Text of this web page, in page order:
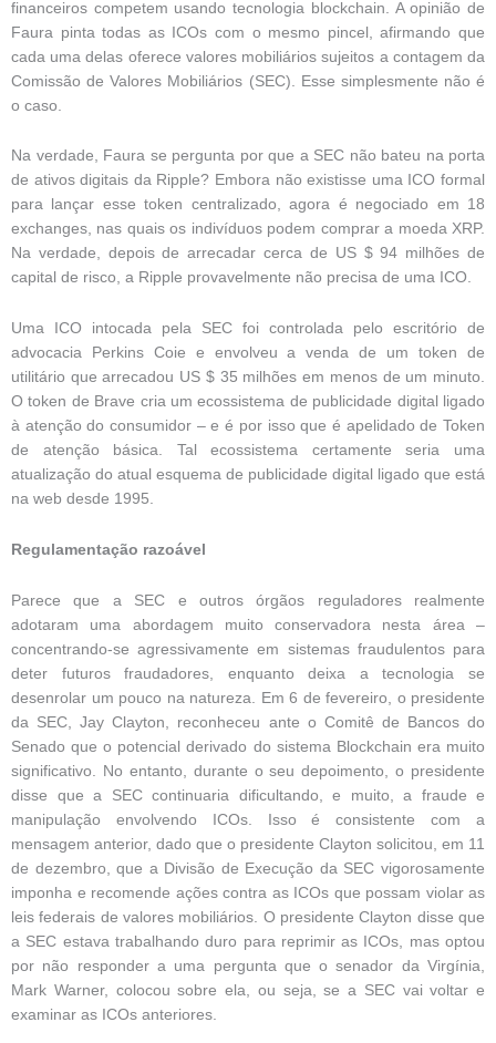
financeiros competem usando tecnologia blockchain. A opinião de
Faura pinta todas as ICOs com o mesmo pincel, afirmando que
cada uma delas oferece valores mobiliários sujeitos a contagem da
Comissão de Valores Mobiliários (SEC). Esse simplesmente não é
o caso.
Na verdade, Faura se pergunta por que a SEC não bateu na porta
de ativos digitais da Ripple? Embora não existisse uma ICO formal
para lançar esse token centralizado, agora é negociado em 18
exchanges, nas quais os indivíduos podem comprar a moeda XRP.
Na verdade, depois de arrecadar cerca de US $ 94 milhões de
capital de risco, a Ripple provavelmente não precisa de uma ICO.
Uma ICO intocada pela SEC foi controlada pelo escritório de
advocacia Perkins Coie e envolveu a venda de um token de
utilitário que arrecadou US $ 35 milhões em menos de um minuto.
O token de Brave cria um ecossistema de publicidade digital ligado
à atenção do consumidor – e é por isso que é apelidado de Token
de atenção básica. Tal ecossistema certamente seria uma
atualização do atual esquema de publicidade digital ligado que está
na web desde 1995.
Regulamentação razoável
Parece que a SEC e outros órgãos reguladores realmente
adotaram uma abordagem muito conservadora nesta área –
concentrando-se agressivamente em sistemas fraudulentos para
deter futuros fraudadores, enquanto deixa a tecnologia se
desenrolar um pouco na natureza. Em 6 de fevereiro, o presidente
da SEC, Jay Clayton, reconheceu ante o Comitê de Bancos do
Senado que o potencial derivado do sistema Blockchain era muito
significativo. No entanto, durante o seu depoimento, o presidente
disse que a SEC continuaria dificultando, e muito, a fraude e
manipulação envolvendo ICOs. Isso é consistente com a
mensagem anterior, dado que o presidente Clayton solicitou, em 11
de dezembro, que a Divisão de Execução da SEC vigorosamente
imponha e recomende ações contra as ICOs que possam violar as
leis federais de valores mobiliários. O presidente Clayton disse que
a SEC estava trabalhando duro para reprimir as ICOs, mas optou
por não responder a uma pergunta que o senador da Virgínia,
Mark Warner, colocou sobre ela, ou seja, se a SEC vai voltar e
examinar as ICOs anteriores.